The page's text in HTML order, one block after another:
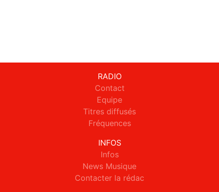
RADIO
Contact
Equipe
Titres diffusés
Fréquences
INFOS
Infos
News Musique
Contacter la rédac